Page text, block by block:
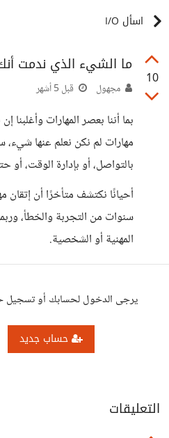
اسأل I/O
10
ما الشيء الذي ندمت
مجهول قبل 5 أشهر
بما أننا بعصر المهارات وأغلبنا
مهارات لم نكن نعلم عنها شيء،
بالتواصل، أو بإدارة الوقت، أو
أحيانًا نكتشف متأخرًا أن إتقان
سنوات من التجربة والخطأ،
المهنية أو الشخصية.
يرجى الدخول لحسابك أو تسجيل
حساب جديد
التعليقات